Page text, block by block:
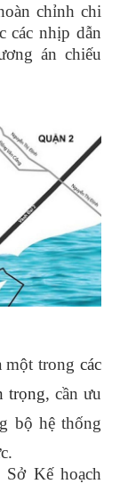
chỉnh chi
các nhịp dẫn
án chiếu
một trong các
trọng, cần ưu
bộ hệ thống
Kế hoạch